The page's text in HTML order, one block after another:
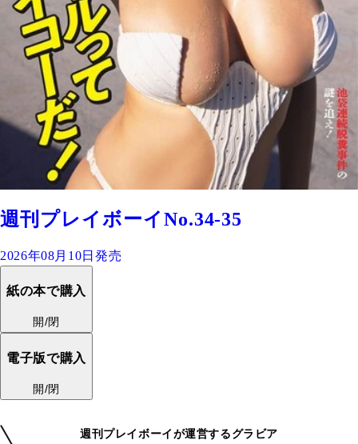
週刊プレイボーイNo.34-35
2026年08月10日発売
紙の本で購入
開/閉
電子版で購入
開/閉
週刊プレイボーイが運営するグラビア